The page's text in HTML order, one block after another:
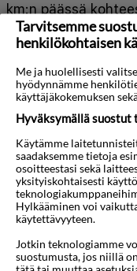
km:n päässä
Kaikissa 469
sekä LCD-
viihdykettä
josta löytyy suihku
kuuluu puhelin,
Käytössäsi on
vuorokauden auki
kielitaitoinen
asiakkailleen
ja kokoushuone.
Näytä lisää
Kartta
Tarvitsemme
henkilökohtaisen
Me ja huolellisesti
hyödynnämme
käyttäjäkokemuksen
Hyväksymällä
Käytämme
saadaksemme tietoja
osoitteestasi sekä
yksityiskohtaisesti
Hylkääminen voi
käytettävyyteen.
Jotkin teknologiamme
suostumusta, jos niillä